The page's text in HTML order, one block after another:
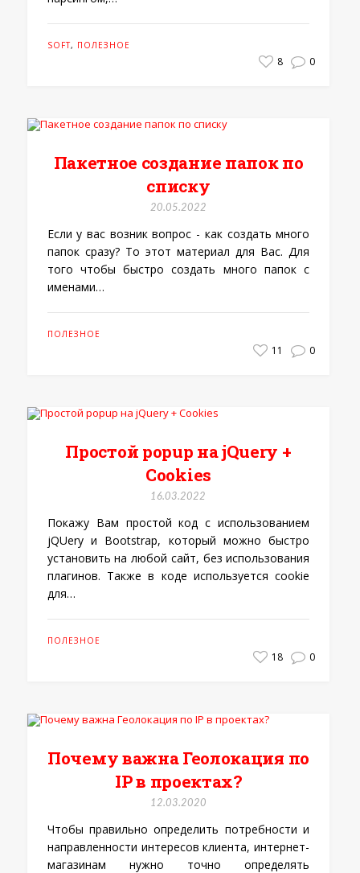
SOFT, ПОЛЕЗНОЕ
8 0
Пакетное создание папок по
списку
20.05.2022
Если у вас возник вопрос - как создать много
папок сразу? То этот материал для Вас. Для
того чтобы быстро создать много папок с
именами…
ПОЛЕЗНОЕ
11 0
Простой popup на jQuery +
Cookies
16.03.2022
Покажу Вам простой код с использованием
jQUery и Bootstrap, который можно быстро
установить на любой сайт, без использования
плагинов. Также в коде используется cookie
для…
ПОЛЕЗНОЕ
18 0
Почему важна Геолокация по
IP в проектах?
12.03.2020
Чтобы правильно определить потребности и
направленности интересов клиента, интернет-
магазинам нужно точно определять